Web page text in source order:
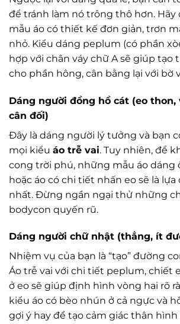
để tránh làm nó trông thô hơn.
mẫu áo có thiết kế đơn giản, trơn
nhỏ. Kiểu dáng peplum (có phần
hợp với chân váy chữ A sẽ giúp tạo
cho phần hông, cân bằng lại với bờ
Dáng người đồng hồ cát (eo thon,
cân đối)
Đây là dáng người lý tưởng và bạn
mọi kiểu áo trễ vai. Tuy nhiên, để
cong trời phú, những mẫu áo dáng
hoặc áo có chi tiết nhấn eo sẽ là
nhất. Đừng ngần ngại thử những
bodycon quyến rũ.
Dáng người chữ nhật (thẳng, ít
Nhiệm vụ của bạn là “tạo” đường
Áo trễ vai với chi tiết peplum, chiết
ở eo sẽ giúp định hình vòng hai rõ
kiểu áo có bèo nhún ở cả ngực và
gợi ý hay để tạo cảm giác thân